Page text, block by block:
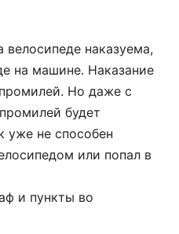
велосипеде наказуема,
на машине. Наказание
Но даже с
будет
уже не способен
или попал в
и пункты во